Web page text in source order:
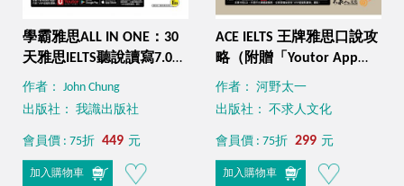
學霸雅思ALL IN ONE：30
天雅思IELTS聽說讀寫7.0全
攻略（附贈「Youtor
App」內含VRP虛擬點讀
作者： John Chung
出版社： 我識出版社
會員價 : 75折 449 元
加入購物車
ACE IELTS 王牌雅思口說攻
略（附贈「Youtor App」
內含VRP虛擬點讀筆）
作者： 河野太一
出版社： 不求人文化
會員價 : 75折 299 元
加入購物車